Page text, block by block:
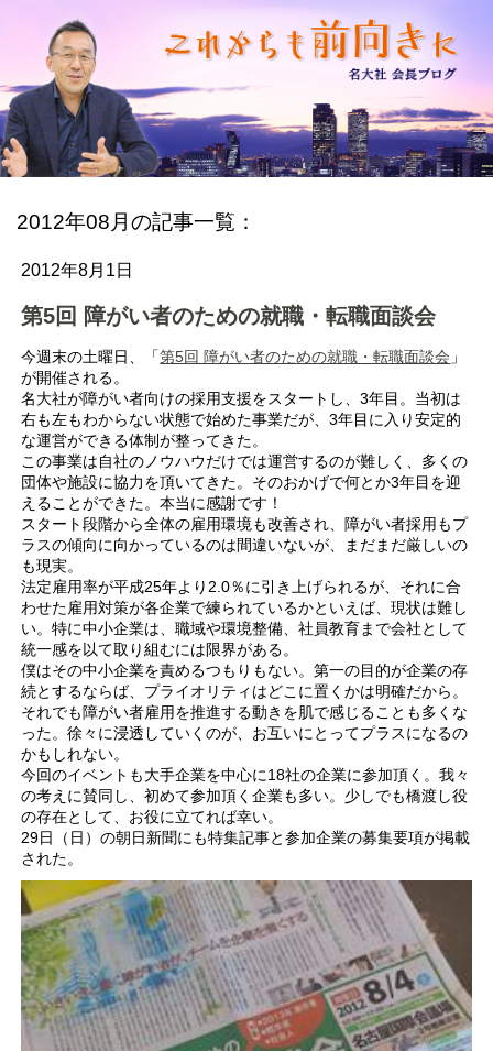
2012年08月の記事一覧：
2012年8月1日
第5回 障がい者のための就職・転職面談会
今週末の土曜日、「第5回 障がい者のための就職・転職面談会 」
が開催される。
名大社が障がい者向けの採用支援をスタートし、3年目。当初は
右も左もわからない状態で始めた事業だが、3年目に入り安定的
な運営ができる体制が整ってきた。
この事業は自社のノウハウだけでは運営するのが難しく、多くの
団体や施設に協力を頂いてきた。そのおかげで何とか3年目を迎
えることができた。本当に感謝です！
スタート段階から全体の雇用環境も改善され、障がい者採用もプ
ラスの傾向に向かっているのは間違いないが、まだまだ厳しいの
も現実。
法定雇用率が平成25年より2.0％に引き上げられるが、それに合
わせた雇用対策が各企業で練られているかといえば、現状は難し
い。特に中小企業は、職域や環境整備、社員教育まで会社として
統一感を以て取り組むには限界がある。
僕はその中小企業を責めるつもりもない。第一の目的が企業の存
続とするならば、プライオリティはどこに置くかは明確だから。
それでも障がい者雇用を推進する動きを肌で感じることも多くな
った。徐々に浸透していくのが、お互いにとってプラスになるの
かもしれない。
今回のイベントも大手企業を中心に18社の企業に参加頂く。我々
の考えに賛同し、初めて参加頂く企業も多い。少しでも橋渡し役
の存在として、お役に立てれば幸い。
29日（日）の朝日新聞にも特集記事と参加企業の募集要項が掲載
された。